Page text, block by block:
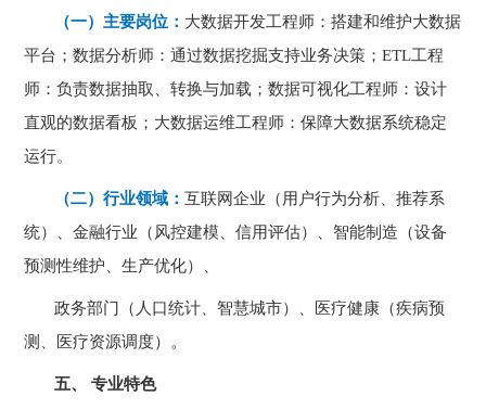
（一）主要岗位： 大数据开发工程师：搭建和维护大数据
平台；数据分析师：通过数据挖掘支持业务决策；ETL工程
师：负责数据抽取、转换与加载；数据可视化工程师：设计
直观的数据看板；大数据运维工程师：保障大数据系统稳定
运行。
（二）行业领域：互联网企业（用户行为分析、推荐系
统）、金融行业（风控建模、信用评估）、智能制造（设备
预测性维护、生产优化）、
政务部门（人口统计、智慧城市）、医疗健康（疾病预
测、医疗资源调度）。
五、 专业特色